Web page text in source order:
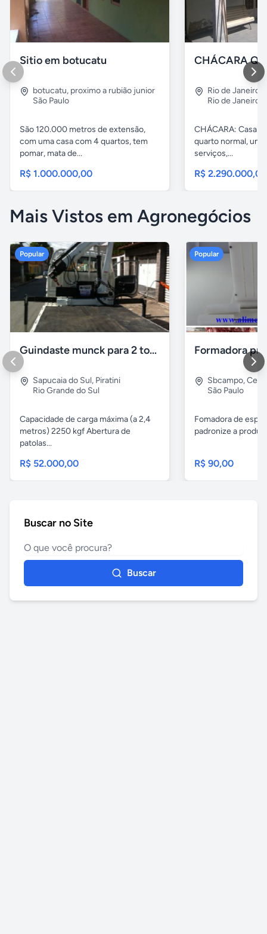
Sitio em botucatu
botucatu, proximo a rubião junior
São Paulo
São 120.000 metros de extensão,
com uma casa com 4 quartos, tem
pomar, mata de...
R$ 1.000.000,00
Rio de Janeiro
Rio de Janeiro
CHÁCARA: Casa
quarto normal,
serviços,...
R$ 2.290.000,00
Mais Vistos em Agronegócios
Popular
Guindaste munck para 2 toneladas
Sapucaia do Sul, Piratini
Rio Grande do Sul
Capacidade de carga máxima (a 2,4
metros) 2250 kgf Abertura de
patolas...
R$ 52.000,00
Popular
Sbcampo,
São Paulo
Fomadora de
padronize a
R$ 90,00
Buscar no Site
Buscar